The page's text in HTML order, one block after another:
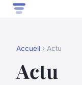
Accueil › Actu
Actu